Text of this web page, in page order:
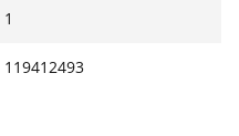
1
119412493